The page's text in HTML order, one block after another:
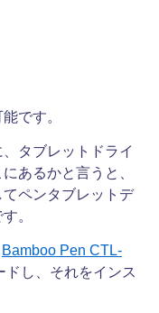
です。
タブレットドライ
あるかと言うと、
ペンタブレットデ
。
Bamboo Pen CTL-
ドし、それをインス